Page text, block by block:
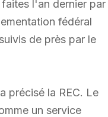
l'an dernier par
fédéral
de près par le
précisé la REC. Le
un service